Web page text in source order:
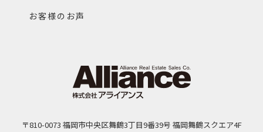
お客様のお声
〒810-0073 福岡市中央区舞鶴3丁目9番39号 福岡舞鶴スクエア4F